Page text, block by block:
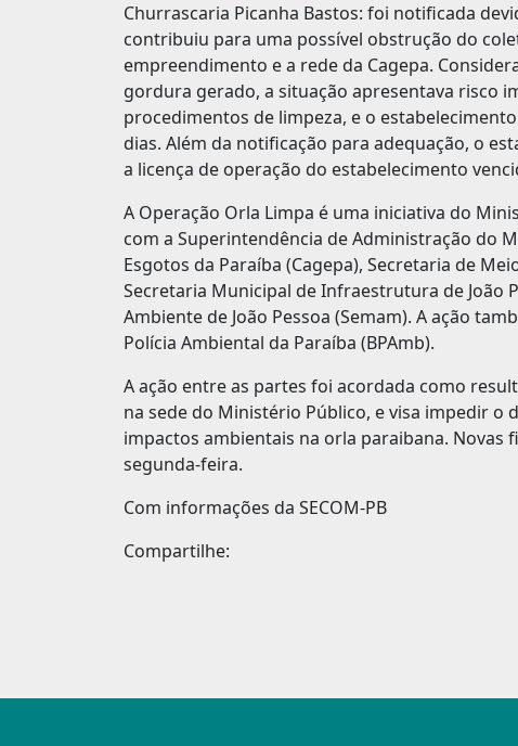
Churrascaria Picanha Bastos: foi notificada
contribuiu para uma possível obstrução do
empreendimento e a rede da Cagepa.
gordura gerado, a situação apresentava risco
procedimentos de limpeza, e o
dias. Além da notificação para adequação, o
a licença de operação do estabelecimento
A Operação Orla Limpa é uma iniciativa do
com a Superintendência de Administração do
Esgotos da Paraíba (Cagepa), Secretaria de
Secretaria Municipal de Infraestrutura de João
Ambiente de João Pessoa (Semam). A ação
Polícia Ambiental da Paraíba (BPAmb).
A ação entre as partes foi acordada como
na sede do Ministério Público, e visa impedir
impactos ambientais na orla paraibana. Novas
segunda-feira.
Com informações da SECOM-PB
Compartilhe: